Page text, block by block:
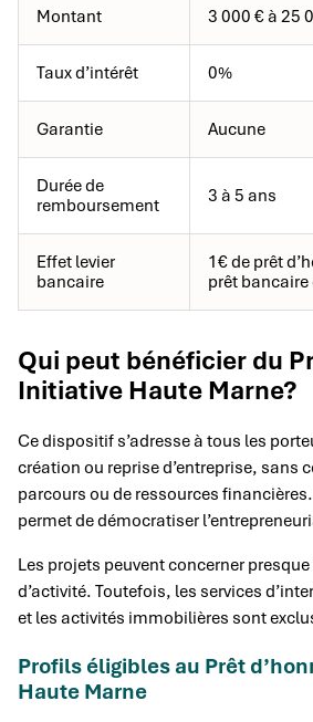
Montant 3 000 € à 25
Taux d’intérêt 0%
Garantie Aucune
Durée de
remboursement
3 à 5 ans
Effet levier
bancaire
1€ de prêt
prêt
Qui peut bénéficier du
Initiative Haute Marne?
Ce dispositif s’adresse à tous les
création ou reprise d’entreprise, sans
parcours ou de ressources
permet de démocratiser
Les projets peuvent concerner
d’activité. Toutefois, les services
et les activités immobilières sont
Profils éligibles au Prêt
Haute Marne